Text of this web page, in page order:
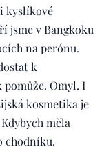
kyslíkové
jsme v Bangkoku
na perónu.
k
Omyl. I
kosmetika je
měla
chodníku.